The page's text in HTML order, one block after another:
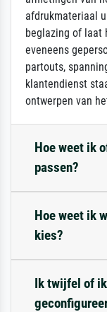
afdrukmateriaal
beglazing of laat
eveneens
partouts,
klantendienst
ontwerpen van
Hoe weet ik
passen?
Hoe weet ik
kies?
Ik twijfel of